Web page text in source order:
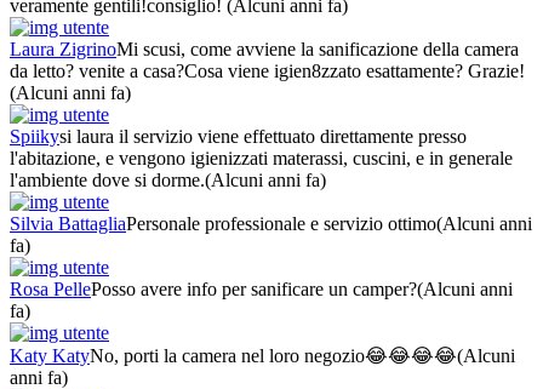
veramente gentili!consiglio! (Alcuni anni fa)
Laura ZigrinoMi scusi, come avviene la sanificazione della camera
da letto? venite a casa?Cosa viene igien8zzato esattamente? Grazie!
(Alcuni anni fa)
Spiikysi laura il servizio viene effettuato direttamente presso
l'abitazione, e vengono igienizzati materassi, cuscini, e in generale
l'ambiente dove si dorme.(Alcuni anni fa)
Silvia BattagliaPersonale professionale e servizio ottimo(Alcuni anni
fa)
Rosa PellePosso avere info per sanificare un camper?(Alcuni anni
fa)
Katy KatyNo, porti la camera nel loro negozio😂😂😂😂(Alcuni
anni fa)